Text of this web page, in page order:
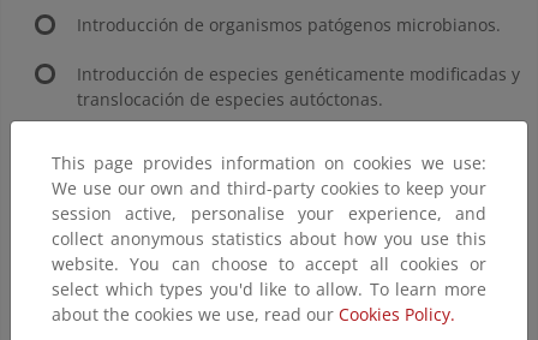
Introducción de organismos patógenos microbianos.
Introducción de especies genéticamente modificadas y
translocación de especies autóctonas.
naturales debido al cultivo de especies animales o
vegetales.
Perturbación de especies (por ejemplo, en sus zonas
de cría, descanso y alimentación) debido a la
presencia humana.
Extracción o mortalidad/lesiones de especies silvestres
This page provides information on cookies we use:
We use our own and third-party cookies to keep your
session active, personalise your experience, and
collect anonymous statistics about how you use this
website. You can choose to accept all cookies or
select which types you'd like to allow. To learn more
about the cookies we use, read our Cookies Policy.